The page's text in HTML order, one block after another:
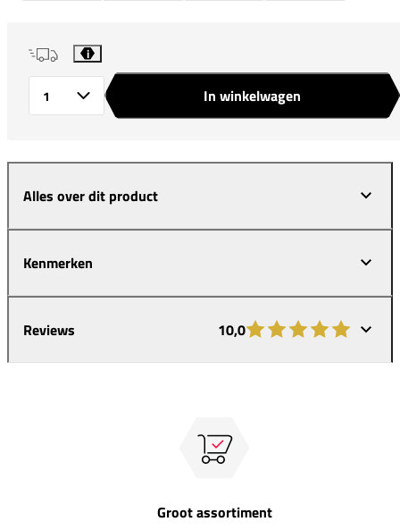
i
In winkelwagen
Alles over dit product
Kenmerken
Reviews 10,0
Groot assortiment